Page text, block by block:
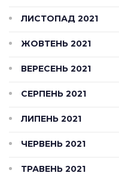
ЛИСТОПАД 2021
ЖОВТЕНЬ 2021
ВЕРЕСЕНЬ 2021
СЕРПЕНЬ 2021
ЛИПЕНЬ 2021
ЧЕРВЕНЬ 2021
ТРАВЕНЬ 2021